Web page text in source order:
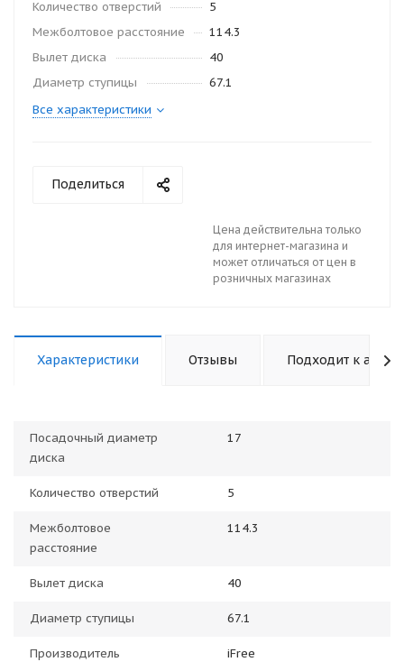
Количество отверстий
5
Межболтовое расстояние
114.3
Вылет диска
40
Диаметр ступицы
67.1
Все характеристики
Поделиться
Цена действительна только
для интернет-магазина и
может отличаться от цен в
розничных магазинах
Характеристики Отзывы Подходит к авто
Посадочный диаметр
диска
17
Количество отверстий 5
Межболтовое
расстояние
114.3
Вылет диска 40
Диаметр ступицы 67.1
Производитель iFree